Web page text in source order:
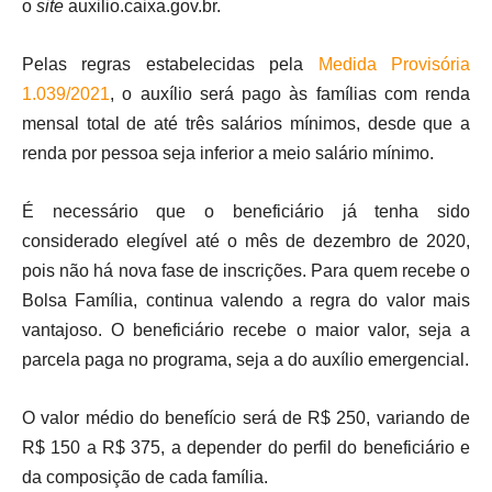
o site auxilio.caixa.gov.br.
Pelas regras estabelecidas pela
Medida Provisória
1.039/2021, o auxílio será pago às famílias com renda
mensal total de até três salários mínimos, desde que a
renda por pessoa seja inferior a meio salário mínimo.
É necessário que o beneficiário já tenha sido
considerado elegível até o mês de dezembro de 2020,
pois não há nova fase de inscrições. Para quem recebe o
Bolsa Família, continua valendo a regra do valor mais
vantajoso. O beneficiário recebe o maior valor, seja a
parcela paga no programa, seja a do auxílio emergencial.
O valor médio do benefício será de R$ 250, variando de
R$ 150 a R$ 375, a depender do perfil do beneficiário e
da composição de cada família.